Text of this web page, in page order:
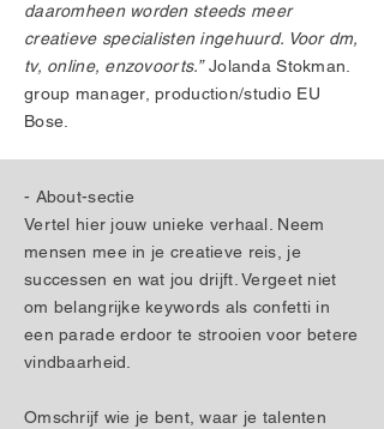
daaromheen worden steeds meer
creatieve specialisten ingehuurd. Voor dm,
tv, online, enzovoorts.”Jolanda Stokman.
group manager, production/studio EU
Bose.
- About-sectie
Vertel hier jouw unieke verhaal. Neem
mensen mee in je creatieve reis, je
successen en wat jou drijft. Vergeet niet
om belangrijke keywords als confetti in
een parade erdoor te strooien voor betere
vindbaarheid.
Omschrijf wie je bent, waar je talenten